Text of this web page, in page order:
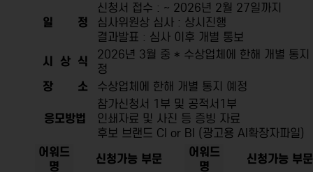
일 정
신청서 접수 : ~ 2026년 2월 27일까지
심사위원상 심사 : 상시진행
결과발표 : 심사 이후 개별 통보
시 상 식
2026년 3월 중 * 수상업체에 한해 개별 통지
정
장 소
수상업체에 한해 개별 통지 예정
응모방법
참가신청서 1부 및 공적서1부
인쇄자료 및 사진 등 증빙 자료
후보 브랜드 CI or BI (광고용 AI확장자파일)
어워드
명
신청가능 부문
어워드
명
신청가능 부문